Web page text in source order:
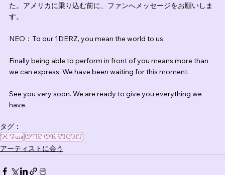
た。アメリカに乗り込む前に、ファンへメッセージをお願いしま
す。
NEO：To our 1DERZ, you mean the world to us.
Finally being able to perform in front of you means more than
we can express. We have been waiting for this moment.
See you very soon. We are ready to give you everything we
have.
タグ：
K FuseONE OR EIGHT
アーティストに会う